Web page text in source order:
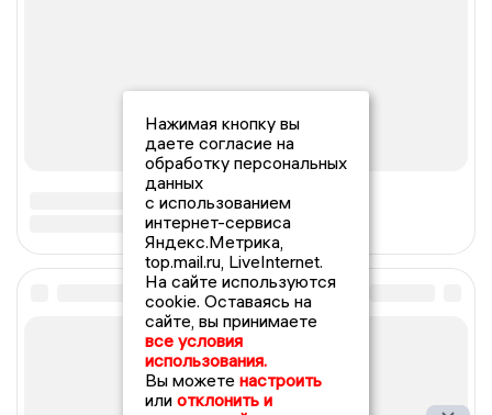
Нажимая кнопку вы
даете согласие на
обработку персональных
данных
с использованием
интернет-сервиса
Яндекс.Метрика,
top.mail.ru, LiveInternet.
На сайте используются
cookie. Оставаясь на
сайте, вы принимаете
все условия
использования.
Вы можете настроить
или отклонить и